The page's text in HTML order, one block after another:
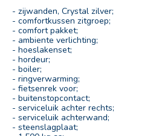
- zijwanden, Crystal zilver;
- comfortkussen zitgroep;
- comfort pakket;
- ambiente verlichting;
- hoeslakenset;
- hordeur;
- boiler;
- ringverwarming;
- fietsenrek voor;
- buitenstopcontact;
- serviceluik achter rechts;
- serviceluik achterwand;
- steenslagplaat;